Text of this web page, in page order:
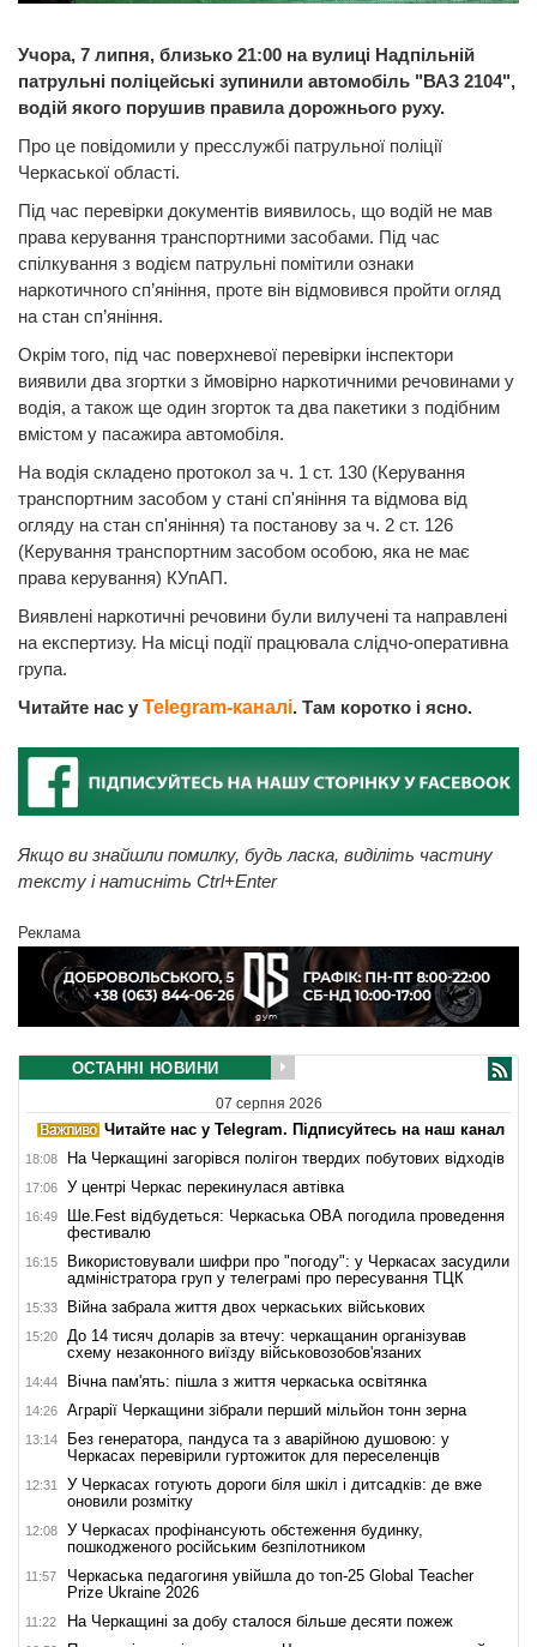
Учора, 7 липня, близько 21:00 на вулиці Надпільній
патрульні поліцейські зупинили автомобіль "ВАЗ 2104",
водій якого порушив правила дорожнього руху.
Про це повідомили у пресслужбі патрульної поліції
Черкаської області.
Під час перевірки документів виявилось, що водій не мав
права керування транспортними засобами. Під час
спілкування з водієм патрульні помітили ознаки
наркотичного сп’яніння, проте він відмовився пройти огляд
на стан сп’яніння.
Окрім того, під час поверхневої перевірки інспектори
виявили два згортки з ймовірно наркотичними речовинами у
водія, а також ще один згорток та два пакетики з подібним
вмістом у пасажира автомобіля.
На водія складено протокол за ч. 1 ст. 130 (Керування
транспортним засобом у стані сп'яніння та відмова від
огляду на стан сп'яніння) та постанову за ч. 2 ст. 126
(Керування транспортним засобом особою, яка не має
права керування) КУпАП.
Виявлені наркотичні речовини були вилучені та направлені
на експертизу. На місці події працювала слідчо-оперативна
група.
Читайте нас у Telegram-каналі. Там коротко і ясно.
Якщо ви знайшли помилку, будь ласка, виділіть частину
тексту і натисніть Ctrl+Enter
Реклама
ОСТАННІ НОВИНИ
07 серпня 2026
Читайте нас у Telegram. Підписуйтесь на наш канал
18:08 На Черкащині загорівся полігон твердих побутових відходів
17:06 У центрі Черкас перекинулася автівка
16:49
Ше.Fest відбудеться: Черкаська ОВА погодила проведення
фестивалю
16:15
Використовували шифри про "погоду": у Черкасах засудили
адміністратора груп у телеграмі про пересування ТЦК
15:33 Війна забрала життя двох черкаських військових
15:20
До 14 тисяч доларів за втечу: черкащанин організував
схему незаконного виїзду військовозобов'язаних
14:44 Вічна пам'ять: пішла з життя черкаська освітянка
14:26 Аграрії Черкащини зібрали перший мільйон тонн зерна
13:14
Без генератора, пандуса та з аварійною душовою: у
Черкасах перевірили гуртожиток для переселенців
12:31
У Черкасах готують дороги біля шкіл і дитсадків: де вже
оновили розмітку
12:08
У Черкасах профінансують обстеження будинку,
пошкодженого російським безпілотником
11:57
Черкаська педагогиня увійшла до топ-25 Global Teacher
Prize Ukraine 2026
11:22 На Черкащині за добу сталося більше десяти пожеж